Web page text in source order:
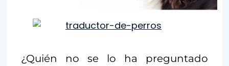
¿Quién no se lo ha preguntado